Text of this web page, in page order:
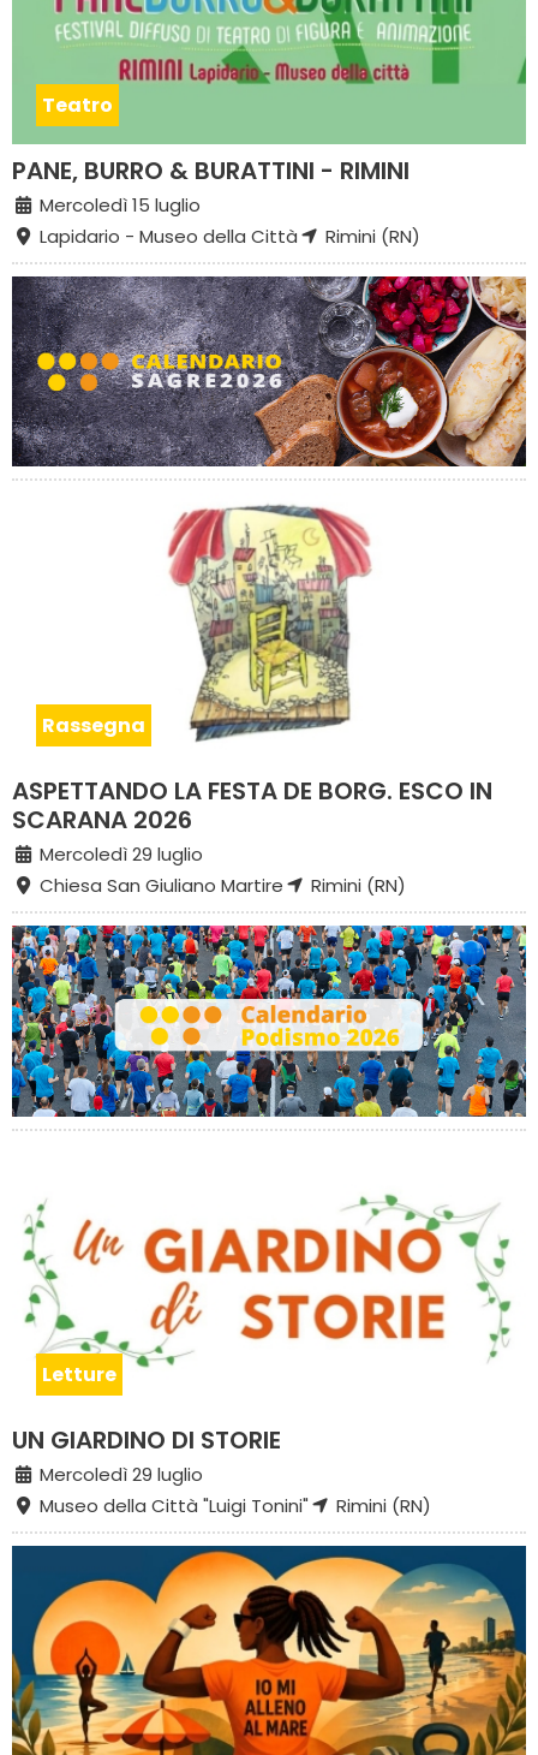
Teatro
PANE, BURRO & BURATTINI - RIMINI
Mercoledì 15 luglio
Lapidario - Museo della Città
Rimini (RN)
Rassegna
ASPETTANDO LA FESTA DE BORG. ESCO IN
SCARANA 2026
Mercoledì 29 luglio
Chiesa San Giuliano Martire
Rimini (RN)
Letture
UN GIARDINO DI STORIE
Mercoledì 29 luglio
Museo della Città "Luigi Tonini"
Rimini (RN)